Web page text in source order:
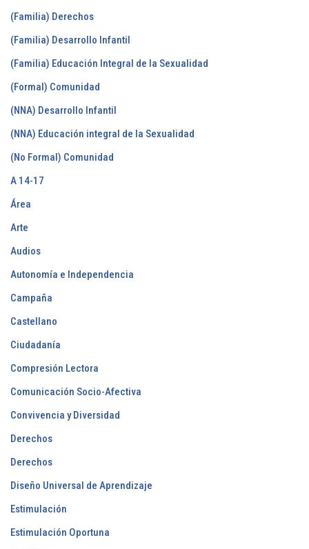
(Familia) Derechos
(Familia) Desarrollo Infantil
(Familia) Educación Integral de la Sexualidad
(Formal) Comunidad
(NNA) Desarrollo Infantil
(NNA) Educación integral de la Sexualidad
(No Formal) Comunidad
A 14-17
Área
Arte
Audios
Autonomía e Independencia
Campaña
Castellano
Ciudadanía
Compresión Lectora
Comunicación Socio-Afectiva
Convivencia y Diversidad
Derechos
Derechos
Diseño Universal de Aprendizaje
Estimulación
Estimulación Oportuna